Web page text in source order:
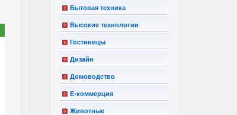
Бытовая техника
Высокие технологии
Гостиницы
Дизайн
Домоводство
Е-коммерция
Животные